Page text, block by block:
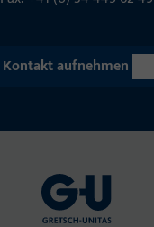
Kontakt aufnehmen